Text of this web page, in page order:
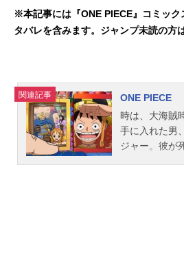
※本記事には『ONE PIECE』コミック
タバレを含みます。ジャンプ未読の方
関連記事
ONE PIECE
時は、大海賊
手に入れた男
ジャー。彼が